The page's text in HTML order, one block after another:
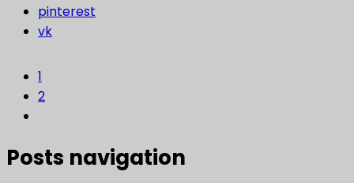
pinterest
vk
1
2
Posts navigation